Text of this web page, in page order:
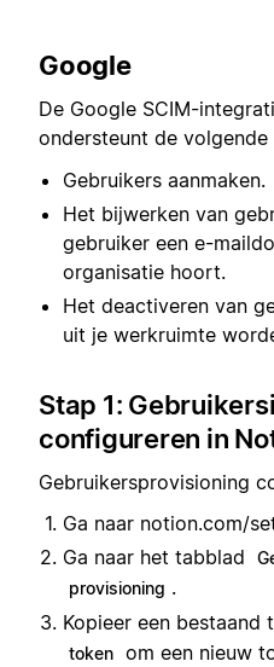
Google
De Google SCIM-
ondersteunt de
Gebruikers aanmaken.
Het bijwerken van
gebruiker een e-
organisatie hoort.
Het deactiveren van
uit je werkruimte
Stap 1:
configureren in
Gebruikersprovisioning
Ga naar notion.com/
Ga naar het tabblad
provisioning .
Kopieer een bestaand
token om een nieuw